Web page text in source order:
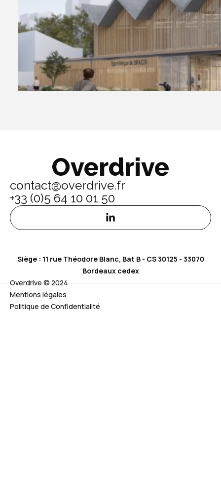
Overdrive
contact@overdrive.fr
+33 (0)5 64 10 01 50
Siège : 11 rue Théodore Blanc, Bat B - CS 30125 - 33070
Bordeaux cedex
Overdrive © 2024
Mentions légales
Politique de Confidentialité